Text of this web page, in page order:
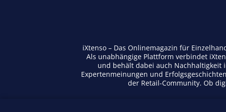
iXtenso – Das Onlinemagazin für
Als unabhängige Plattform verbindet
und behält dabei auch
Expertenmeinungen und
der Retail-Community. Ob